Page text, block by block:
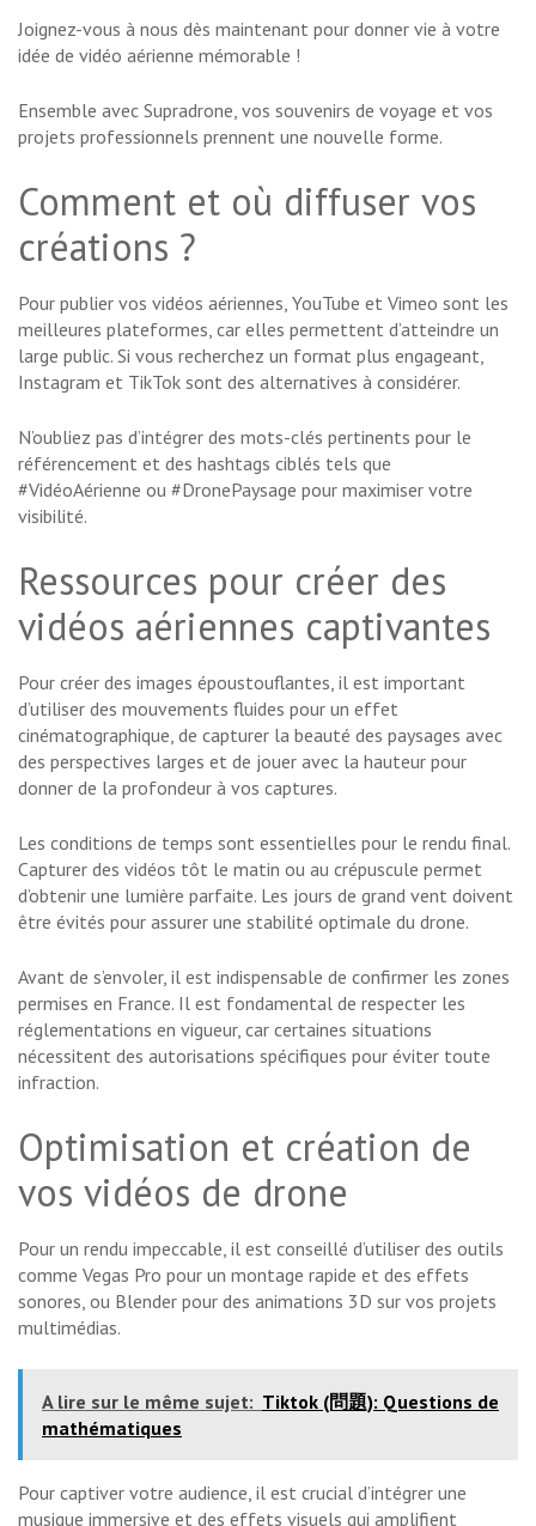
Joignez-vous à nous dès maintenant pour donner vie à votre
idée de vidéo aérienne mémorable !
Ensemble avec Supradrone, vos souvenirs de voyage et vos
projets professionnels prennent une nouvelle forme.
Comment et où diffuser vos
créations ?
Pour publier vos vidéos aériennes, YouTube et Vimeo sont les
meilleures plateformes, car elles permettent d’atteindre un
large public. Si vous recherchez un format plus engageant,
Instagram et TikTok sont des alternatives à considérer.
N’oubliez pas d’intégrer des mots-clés pertinents pour le
référencement et des hashtags ciblés tels que
#VidéoAérienne ou #DronePaysage pour maximiser votre
visibilité.
Ressources pour créer des
vidéos aériennes captivantes
Pour créer des images époustouflantes, il est important
d’utiliser des mouvements fluides pour un effet
cinématographique, de capturer la beauté des paysages avec
des perspectives larges et de jouer avec la hauteur pour
donner de la profondeur à vos captures.
Les conditions de temps sont essentielles pour le rendu final.
Capturer des vidéos tôt le matin ou au crépuscule permet
d’obtenir une lumière parfaite. Les jours de grand vent doivent
être évités pour assurer une stabilité optimale du drone.
Avant de s’envoler, il est indispensable de confirmer les zones
permises en France. Il est fondamental de respecter les
réglementations en vigueur, car certaines situations
nécessitent des autorisations spécifiques pour éviter toute
infraction.
Optimisation et création de
vos vidéos de drone
Pour un rendu impeccable, il est conseillé d’utiliser des outils
comme Vegas Pro pour un montage rapide et des effets
sonores, ou Blender pour des animations 3D sur vos projets
multimédias.
A lire sur le même sujet: Tiktok (問題): Questions de
mathématiques
Pour captiver votre audience, il est crucial d’intégrer une
musique immersive et des effets visuels qui amplifient